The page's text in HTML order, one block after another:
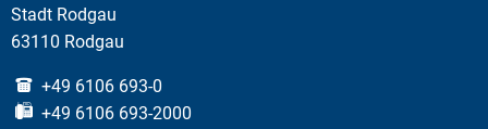
Stadt Rodgau
63110 Rodgau
+49 6106 693-0
+49 6106 693-2000